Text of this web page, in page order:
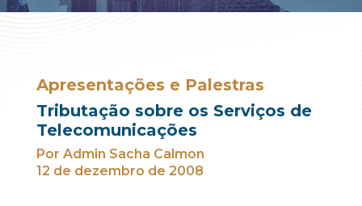
Apresentações e Palestras
Tributação sobre os Serviços de
Telecomunicações
Por Admin Sacha Calmon
12 de dezembro de 2008